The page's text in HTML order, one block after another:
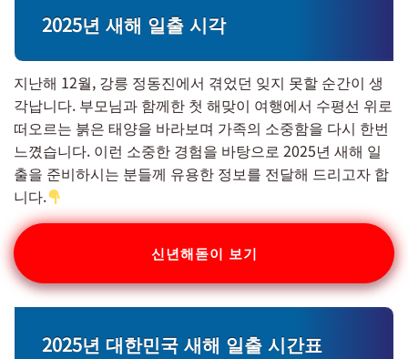
2025년 새해 일출 시각
지난해 12월, 강릉 정동진에서 겪었던 잊지 못할 순간이 생
각납니다. 부모님과 함께한 첫 해맞이 여행에서 수평선 위로
떠오르는 붉은 태양을 바라보며 가족의 소중함을 다시 한번
느꼈습니다. 이런 소중한 경험을 바탕으로 2025년 새해 일
출을 준비하시는 분들께 유용한 정보를 전달해 드리고자 합
니다.
신년해돋이 보기
2025년 대한민국 새해 일출 시간표